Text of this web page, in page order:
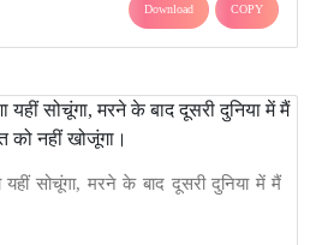
Download COPY
सोचूंगा, मरने के बाद दूसरी दुनिया में मैं